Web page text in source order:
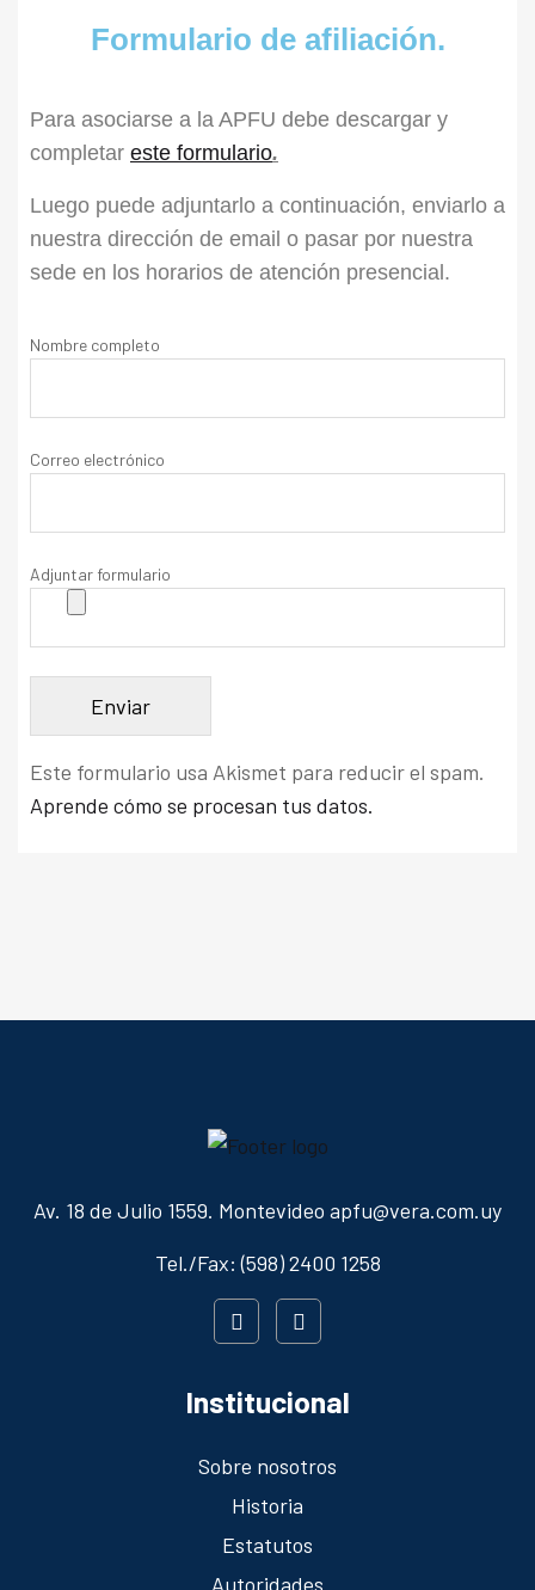
Formulario de afiliación.
Para asociarse a la APFU debe descargar y
completar este formulario.
Luego puede adjuntarlo a continuación, enviarlo a
nuestra dirección de email o pasar por nuestra
sede en los horarios de atención presencial.
Nombre completo
Correo electrónico
Adjuntar formulario
Este formulario usa Akismet para reducir el spam.
Aprende cómo se procesan tus datos.
Av. 18 de Julio 1559. Montevideo apfu@vera.com.uy
Tel./Fax: (598) 2400 1258
Institucional
Sobre nosotros
Historia
Estatutos
Autoridades